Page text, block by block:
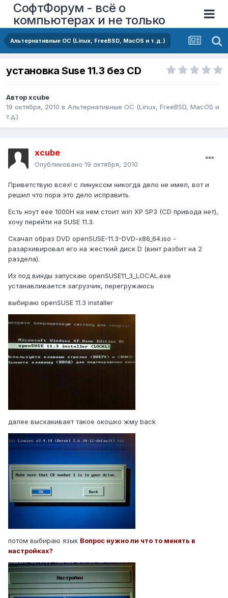
СофтФорум - всё о
компьютерах и не только
Альтернативные ОС (Linux, FreeBSD, MacOS и т.д.)
установка Suse 11.3 без CD
Авторxcube
19 октября, 2010 в Альтернативные ОС (Linux, FreeBSD, MacOS и
т.д.)
xcube
Опубликовано 19 октября, 2010
Приветствую всех! с линуксом никогда дело не имел, вот и
решил что пора это дело исправить.
Есть ноут eee 1000H на нем стоит win XP SP3 (CD привода нет),
хочу перейти на SUSE 11.3.
Скачал образ DVD openSUSE-11.3-DVD-x86_64.iso -
разархивировал его на жесткий диск D (винт разбит на 2
раздела).
Из под винды запускаю openSUSE11_3_LOCAL.exe
устанавливается загрузчик, перегружаюсь
выбираю openSUSE 11.3 installer
далее выскакивает такое окошко жму back
потом выбираю язык Вопрос нужно ли что то менять в
настройках?